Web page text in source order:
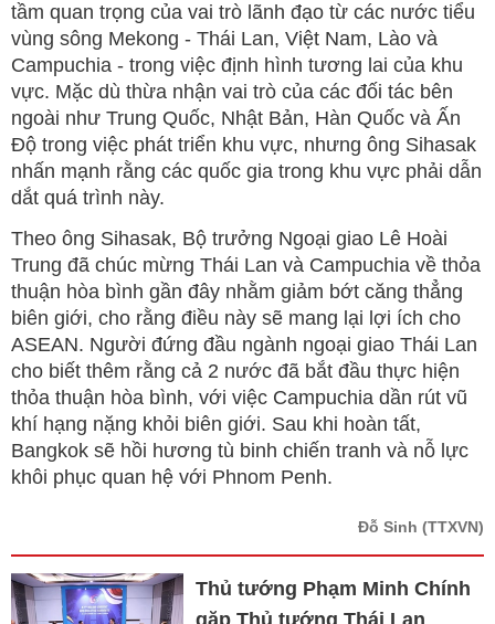
tầm quan trọng của vai trò lãnh đạo từ các nước tiểu
vùng sông Mekong - Thái Lan, Việt Nam, Lào và
Campuchia - trong việc định hình tương lai của khu
vực. Mặc dù thừa nhận vai trò của các đối tác bên
ngoài như Trung Quốc, Nhật Bản, Hàn Quốc và Ấn
Độ trong việc phát triển khu vực, nhưng ông Sihasak
nhấn mạnh rằng các quốc gia trong khu vực phải dẫn
dắt quá trình này.
Theo ông Sihasak, Bộ trưởng Ngoại giao Lê Hoài
Trung đã chúc mừng Thái Lan và Campuchia về thỏa
thuận hòa bình gần đây nhằm giảm bớt căng thẳng
biên giới, cho rằng điều này sẽ mang lại lợi ích cho
ASEAN. Người đứng đầu ngành ngoại giao Thái Lan
cho biết thêm rằng cả 2 nước đã bắt đầu thực hiện
thỏa thuận hòa bình, với việc Campuchia dần rút vũ
khí hạng nặng khỏi biên giới. Sau khi hoàn tất,
Bangkok sẽ hồi hương tù binh chiến tranh và nỗ lực
khôi phục quan hệ với Phnom Penh.
Đỗ Sinh (TTXVN)
Thủ tướng Phạm Minh Chính